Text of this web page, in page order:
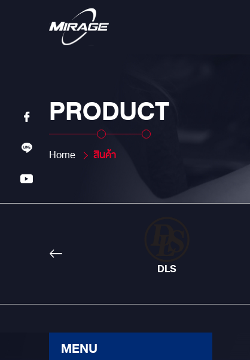
PRODUCT
Home สินค้า
DLS
MENU